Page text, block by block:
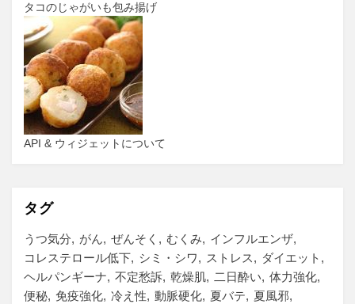
タコのじゃがいも包み揚げ
API & ウィジェットについて
タグ
うつ気分 がん ぜんそく むくみ
インフルエンザ
コレステロール低下
シミ・シワ ストレス
ダイエット
ヘルパンギーナ
不定愁訴 乾燥肌 二日酔い
体力強化
便秘 免疫強化 冷え性 動脈硬化 夏バテ
夏風邪